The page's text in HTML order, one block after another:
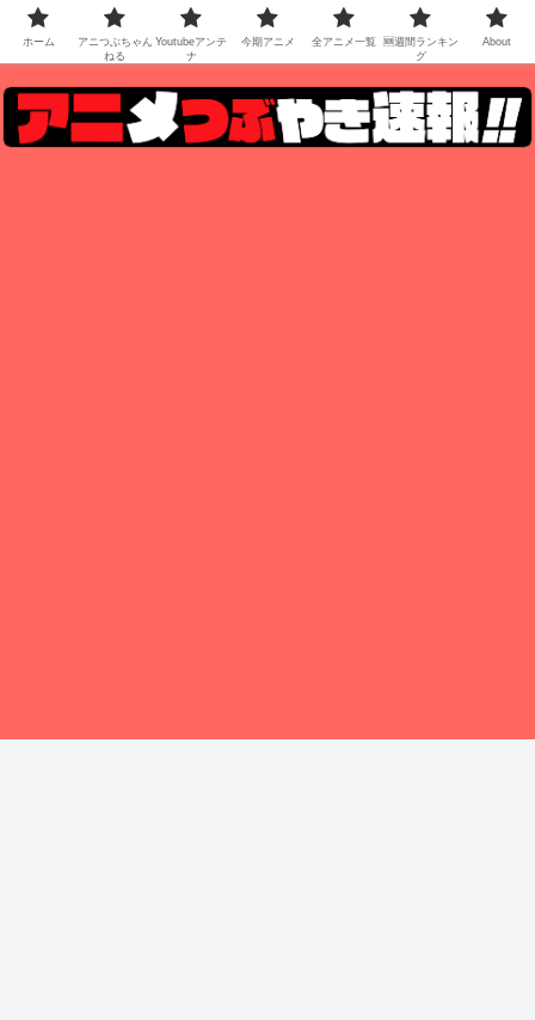
ホーム
アニつぶちゃん
ねる
Youtubeアンテ
ナ
今期アニメ 全アニメ一覧
🆕週間ランキン
グ
About